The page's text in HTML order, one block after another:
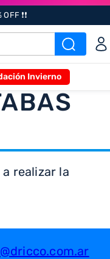
❗❗
Invierno
realizar la